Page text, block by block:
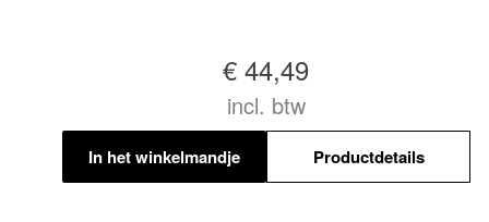
€ 44,49
incl. btw
In het winkelmandje Productdetails